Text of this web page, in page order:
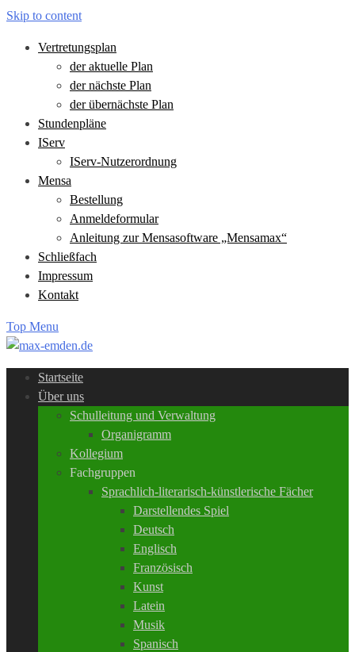
Skip to content
Vertretungsplan
der aktuelle Plan
der nächste Plan
der übernächste Plan
Stundenpläne
IServ
IServ-Nutzerordnung
Mensa
Bestellung
Anmeldeformular
Anleitung zur Mensasoftware „Mensamax“
Schließfach
Impressum
Kontakt
Top Menu
Startseite
Über uns
Schulleitung und Verwaltung
Organigramm
Kollegium
Fachgruppen
Sprachlich-literarisch-künstlerische Fächer
Darstellendes Spiel
Deutsch
Englisch
Französisch
Kunst
Latein
Musik
Spanisch